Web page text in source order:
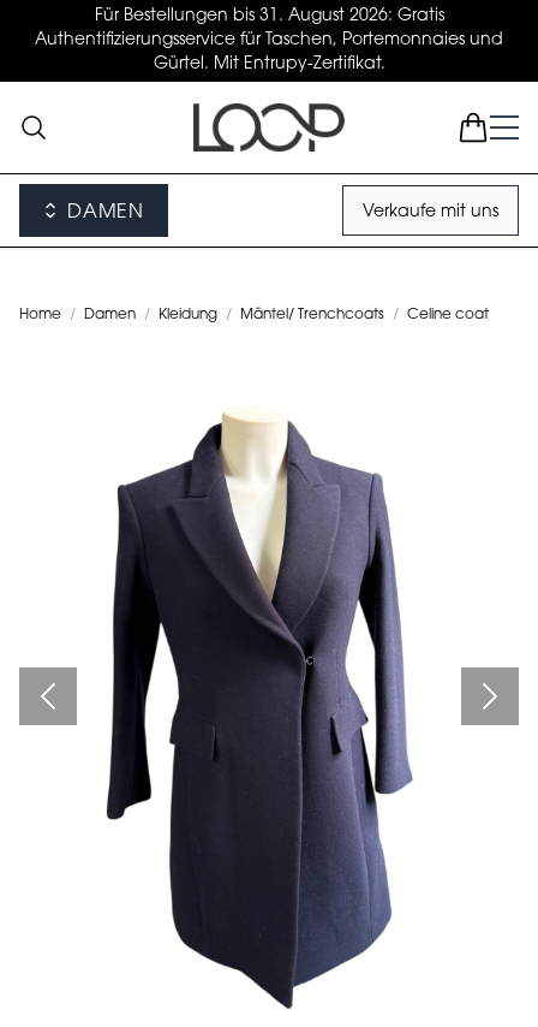
Für Bestellungen bis 31. August 2026: Gratis
Authentifizierungsservice für Taschen, Portemonnaies und
Gürtel. Mit Entrupy-Zertifikat.
DAMEN Verkaufe mit uns
Home / Damen / Kleidung / Mäntel/ Trenchcoats / Celine coat